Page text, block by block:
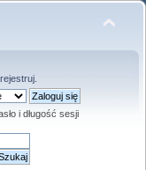
.
i długość sesji